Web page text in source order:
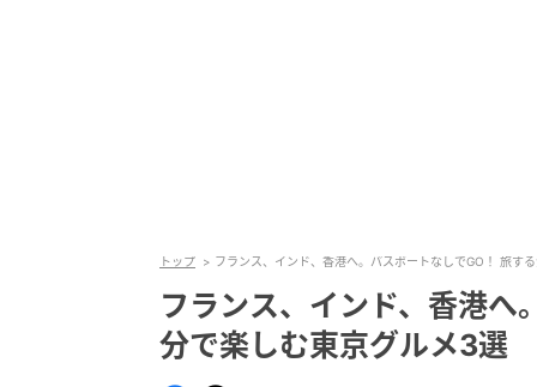
トップ フランス、インド、香港へ。パスポートなしでGO！ 旅す
フランス、インド、香港へ
分で楽しむ東京グルメ3選